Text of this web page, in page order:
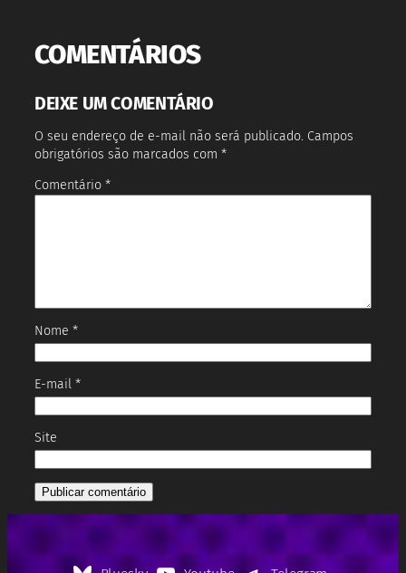
COMENTÁRIOS
DEIXE UM COMENTÁRIO
O seu endereço de e-mail não será publicado. Campos
obrigatórios são marcados com *
Comentário *
Nome *
E-mail *
Site